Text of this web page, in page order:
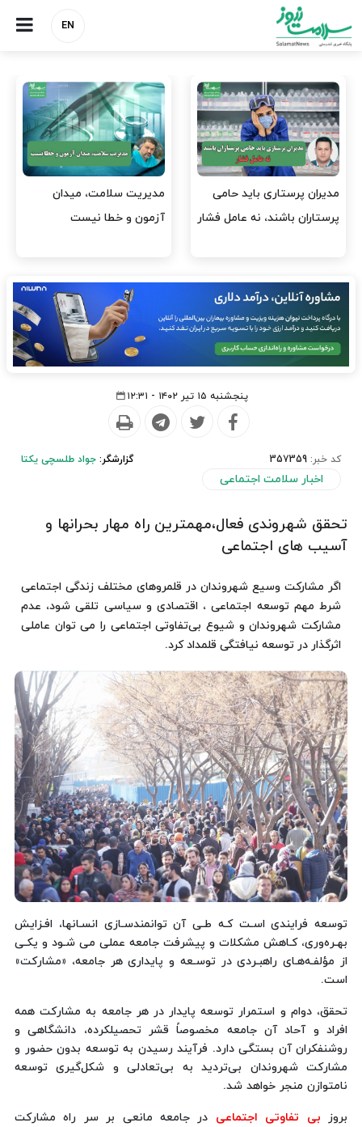
EN
وقت وزیر بهداشت باید صرف
افتتاح پروژه‌ها شود؟
واردات دارو و کالاهای اساسی
باید در اولویت تخصیص ارز
پنجشنبه ۱۵ تیر ۱۴۰۲ - ۱۲:۳۱
کد خبر: 357359
اخبار سلامت اجتماعی
گزارشگر: جواد طلسچی یکتا
تحقق شهروندی فعال،مهمترین راه مهار بحرانها و
آسیب های اجتماعی
اگر مشارکت وسیع شهروندان در قلمروهای مختلف زندگی اجتماعی
شرط مهم توسعه اجتماعی ، اقتصادی و سیاسی تلقی شود، عدم
مشارکت شهروندان و شیوع‌ بی‌تفاوتی اجتماعی را می توان عاملی
اثرگذار در توسعه نیافتگی قلمداد کرد.
توسعه فرایندی اسـت کـه طـی آن توانمندسـازی انسـانها، افـزایش
بهـره‌وری، کـاهش مشکلات و پیشرفت جامعه عملی می شـود و یکـی
از مؤلفـه‌هـای راهبـردی در توسـعه و پایداری هر جامعه، «مشارکت»
است.
تحقق، دوام و استمرار توسعه پایدار در هر جامعه به مشارکت همه
افراد و آحاد آن جامعه مخصوصاً قشر تحصیلکرده، دانشگاهی و
روشنفکران آن بستگی دارد. فرآیند رسیدن به توسعه بدون حضور و
مشارکت شهروندان بی‌تردید به بی‌تعادلی و شکل‌گیری توسعه
نامتوازن منجر خواهد شد.
بروز بی تفاوتی اجتماعی در جامعه مانعی بر سر راه مشارکت